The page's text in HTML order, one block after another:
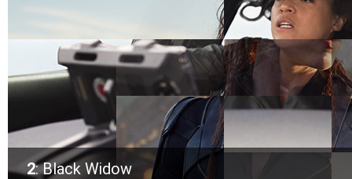
2: Black Widow